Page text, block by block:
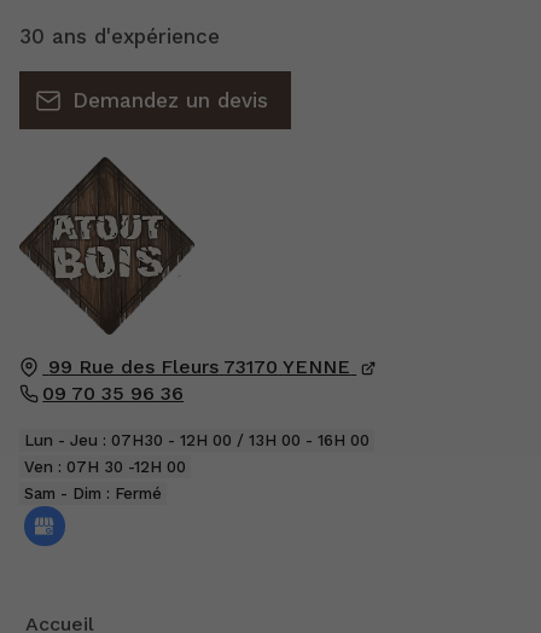
99 Rue des Fleurs 73170 YENNE
09 70 35 96 36
Lun - Jeu : 07H30 - 12H 00 / 13H 00 - 16H 00
Ven : 07H 30 -12H 00
Sam - Dim : Fermé
Accueil
30 ans d'expérience
Demandez un devis